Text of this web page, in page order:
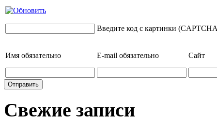
Введите код с картинки
Имя обязательно E-mail обязательно Сайт
Свежие записи